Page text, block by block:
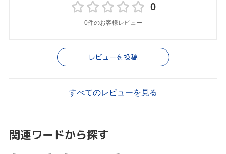
0
0件のお客様レビュー
レビューを投稿
すべてのレビューを見る
関連ワードから探す